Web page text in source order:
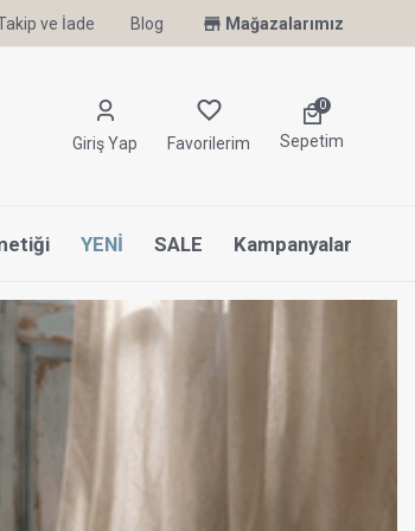
Uyku Uzmanı Othello Şimdi Penelope'de
ve İade Blog Mağazalarımız
Giriş Yap Favorilerim
0
Sepetim
YENİ SALE Kampanyalar